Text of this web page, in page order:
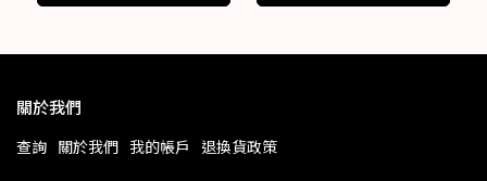
關於我們
查詢 關於我們 我的帳戶 退換貨政策